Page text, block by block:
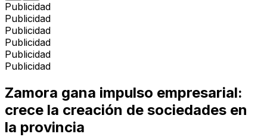
Publicidad
Publicidad
Publicidad
Publicidad
Publicidad
Publicidad
Zamora gana impulso empresarial:
crece la creación de sociedades en
la provincia